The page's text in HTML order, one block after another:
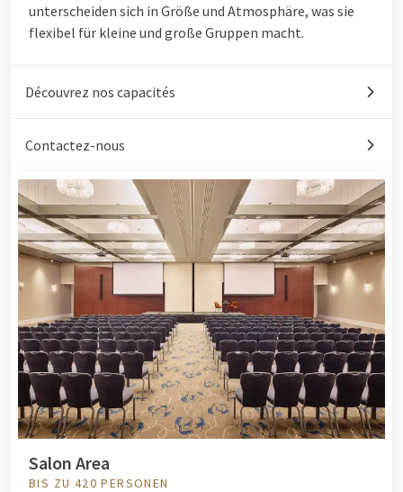
unterscheiden sich in Größe und Atmosphäre, was sie
flexibel für kleine und große Gruppen macht.
Découvrez nos capacités
Contactez-nous
Salon Area
BIS ZU 420 PERSONEN